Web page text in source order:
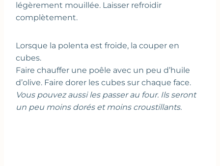
légèrement mouillée. Laisser refroidir
complètement.
Lorsque la polenta est froide, la couper en
cubes.
Faire chauffer une poêle avec un peu d’huile
d’olive. Faire dorer les cubes sur chaque face.
Vous pouvez aussi les passer au four. Ils seront
un peu moins dorés et moins croustillants.